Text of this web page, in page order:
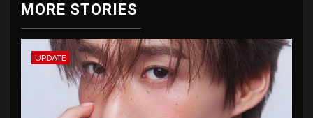
MORE STORIES
UPDATE